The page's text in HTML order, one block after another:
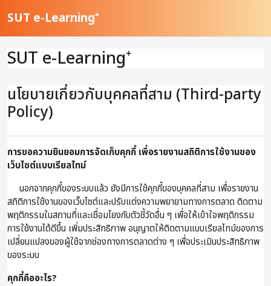
SUT e-Learning⁺
SUT e-Learning⁺
นโยบายเกี่ยวกับบุคคลที่สาม (Third-party
Policy)
การขอความยินยอมการจัดเก็บคุกกี้ เพื่อรายงานสถิติการใช้งานของ
เว็บไซต์แบบเรียลไทม์
นอกจากคุกกี้ของระบบแล้ว ยังมีการใช้คุกกี้ของบุคคลที่สาม เพื่อรายงาน
สถิติการใช้งานของเว็บไซต์และปรับแต่งความพยายามทางการตลาด ติดตาม
พฤติกรรมในสถานที่และเชื่อมโยงกับตัวชี้วัดอื่น ๆ เพื่อให้เข้าใจพฤติกรรม
การใช้งานได้ดีขึ้น เพิ่มประสิทธิภาพ อนุญาตให้ติดตามแบบเรียลไทม์ของการ
เปลี่ยนแปลงของผู้ใช้จากช่องทางการตลาดต่าง ๆ เพื่อประเมินประสิทธิภาพ
ของระบบ
คุกกี้คืออะไร?